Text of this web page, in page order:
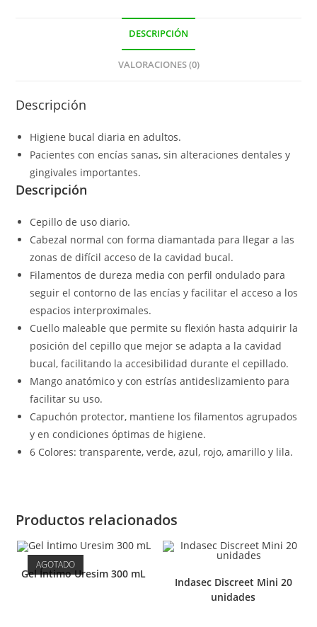
DESCRIPCIÓN
VALORACIONES (0)
Descripción
Higiene bucal diaria en adultos.
Pacientes con encías sanas, sin alteraciones dentales y
gingivales importantes.
Descripción
Cepillo de uso diario.
Cabezal normal con forma diamantada para llegar a las
zonas de difícil acceso de la cavidad bucal.
Filamentos de dureza media con perfil ondulado para
seguir el contorno de las encías y facilitar el acceso a los
espacios interproximales.
Cuello maleable que permite su flexión hasta adquirir la
posición del cepillo que mejor se adapta a la cavidad
bucal, facilitando la accesibilidad durante el cepillado.
Mango anatómico y con estrías antideslizamiento para
facilitar su uso.
Capuchón protector, mantiene los filamentos agrupados
y en condiciones óptimas de higiene.
6 Colores: transparente, verde, azul, rojo, amarillo y lila.
Productos relacionados
AGOTADO
Gel Íntimo Uresim 300 mL
Indasec Discreet Mini 20
unidades